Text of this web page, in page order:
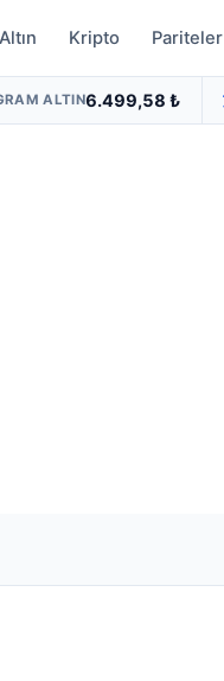
Altın Kripto Pariteler
ALTIN6.499,58 ₺